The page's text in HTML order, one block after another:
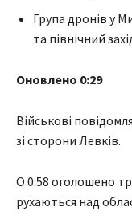
Група дронів у
та північний
Оновлено 0:29
Військові
зі сторони Левків.
О 0:58 оголошено
рухаються над